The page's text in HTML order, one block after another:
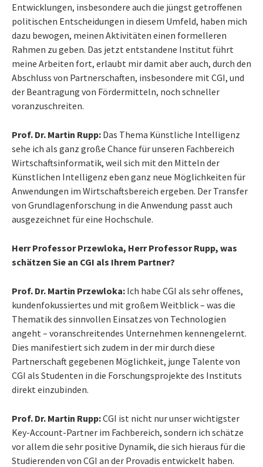
Entwicklungen, insbesondere auch die jüngst getroffenen
politischen Entscheidungen in diesem Umfeld, haben mich
dazu bewogen, meinen Aktivitäten einen formelleren
Rahmen zu geben. Das jetzt entstandene Institut führt
meine Arbeiten fort, erlaubt mir damit aber auch, durch den
Abschluss von Partnerschaften, insbesondere mit CGI, und
der Beantragung von Fördermitteln, noch schneller
voranzuschreiten.
Prof. Dr. Martin Rupp: Das Thema Künstliche Intelligenz
sehe ich als ganz große Chance für unseren Fachbereich
Wirtschaftsinformatik, weil sich mit den Mitteln der
Künstlichen Intelligenz eben ganz neue Möglichkeiten für
Anwendungen im Wirtschaftsbereich ergeben. Der Transfer
von Grundlagenforschung in die Anwendung passt auch
ausgezeichnet für eine Hochschule.
Herr Professor Przewloka, Herr Professor Rupp, was
schätzen Sie an CGI als Ihrem Partner?
Prof. Dr. Martin Przewloka: Ich habe CGI als sehr offenes,
kundenfokussiertes und mit großem Weitblick – was die
Thematik des sinnvollen Einsatzes von Technologien
angeht – voranschreitendes Unternehmen kennengelernt.
Dies manifestiert sich zudem in der mir durch diese
Partnerschaft gegebenen Möglichkeit, junge Talente von
CGI als Studenten in die Forschungsprojekte des Instituts
direkt einzubinden.
Prof. Dr. Martin Rupp:CGI ist nicht nur unser wichtigster
Key-Account-Partner im Fachbereich, sondern ich schätze
vor allem die sehr positive Dynamik, die sich hieraus für die
Studierenden von CGI an der Provadis entwickelt haben.